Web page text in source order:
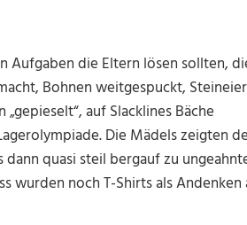
Aufgaben die Eltern lösen sollten,
Bohnen weitgespuckt, Steineier
auf Slacklines Bäche
Die Mädels zeigten
quasi steil bergauf zu
wurden noch T-Shirts als Andenken